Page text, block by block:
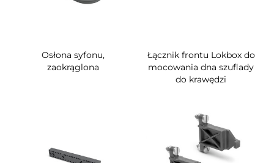
Osłona syfonu,
zaokrąglona
Łącznik frontu Lokbox do
mocowania dna szuflady
do krawędzi